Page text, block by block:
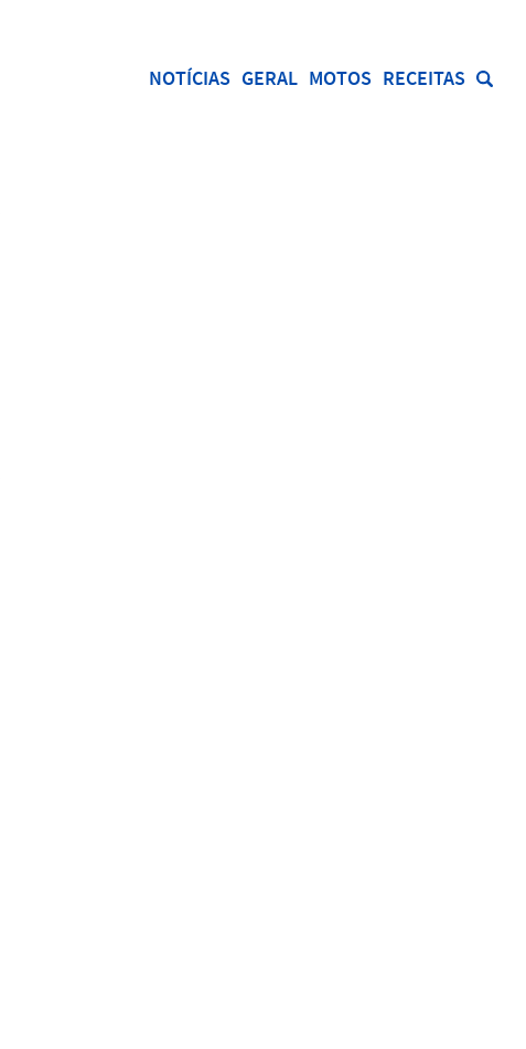
NOTÍCIAS GERAL MOTOS RECEITAS